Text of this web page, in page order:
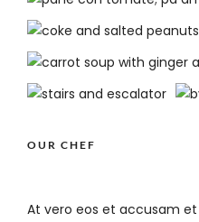
OUR CHEF
At vero eos et accusam